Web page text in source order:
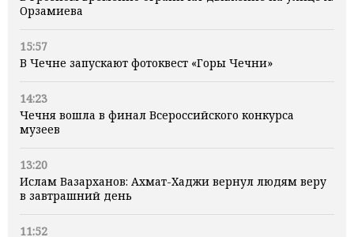
Орзамиева
15:57
В Чечне запускают фотоквест «Горы Чечни»
14:23
Чечня вошла в финал Всероссийского конкурса
музеев
13:20
Ислам Вазарханов: Ахмат-Хаджи вернул людям веру
в завтрашний день
11:52